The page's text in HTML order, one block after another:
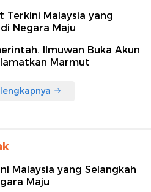
Terkini Malaysia yang
Negara Maju
Ilmuwan Buka Akun
Marmut
Malaysia yang Selangkah
Maju